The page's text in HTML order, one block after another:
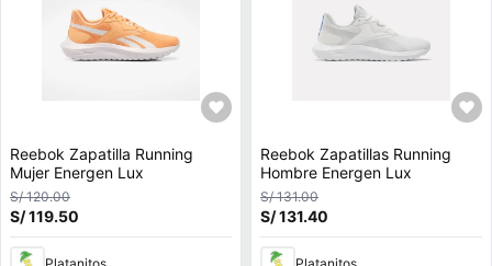
Reebok Zapatilla Running
Mujer Energen Lux
S/ 120.00
S/ 119.50
Reebok Zapatillas Running
Hombre Energen Lux
S/ 131.00
S/ 131.40